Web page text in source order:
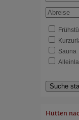
Sauna
Suche
Hütten